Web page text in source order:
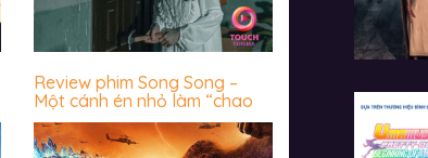
Review phim Song Song –
Một cánh én nhỏ làm “chao
đảo” cả vài mùa xuân